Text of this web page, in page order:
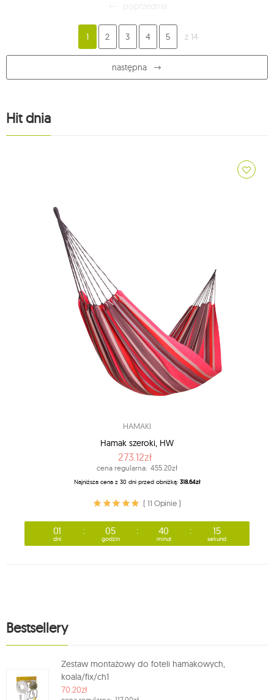
1 2 3 4 5 z 14
następna
Hit dnia
HAMAKI
Hamak szeroki, HW
273.12zł
cena regularna: 455.20zł
Najniższa cena z 30 dni przed obniżką: 318.64zł
( 11 Opinie )
01
dni
05
godzin
40
minut
13
sekund
Bestsellery
Zestaw montażowy do foteli hamakowych,
koala/fix/ch1
70.20zł